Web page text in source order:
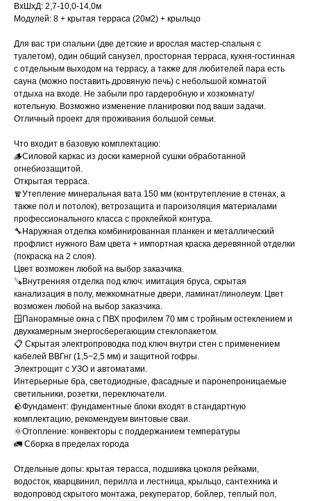
ВхШхД: 2,7-10,0-14,0м
Модулей: 8 + крытая терраса (20м2) + крыльцо
Для вас три спальни (две детские и врослая мастер-спальня с
туалетом), один общий санузел, просторная терраса, кухня-гостинная
с отдельным выходом на террасу, а также для любителей пара есть
сауна (можно поставить дровяную печь) с небольшой комнатой
отдыха на входе. Не забыли про гардеробную и хозкомнату/
котельную. Возможно изменение планировки под ваши задачи.
Отличный проект для проживания большой семьи.
Что входит в базовую комплектацию:
🪵Силовой каркас из доски камерной сушки обработанной
огнебиозащитой.
Открытая терраса.
🧣Утепление минеральная вата 150 мм (контрутепление в стенах, а
также пол и потолок), ветрозащита и пароизоляция материалами
профессионального класса с проклейкой контура.
🔧Наружная отделка комбинированная планкен и металлический
профлист нужного Вам цвета + импортная краска деревянной отделки
(покраска на 2 слоя).
Цвет возможен любой на выбор заказчика.
🪚Внутренняя отделка под ключ: имитация бруса, скрытая
канализация в полу, межкомнатные двери, ламинат/линолеум. Цвет
возможен любой на выбор заказчика.
🪟Панорамные окна с ПВХ профилем 70 мм с тройным остеклением и
двухкамерным энергосберегающим стеклопакетом.
📋 Скрытая электропроводка под ключ внутри стен с применением
кабелей ВВГнг (1,5−2,5 мм) и защитной гофры.
Электрощит с УЗО и автоматами.
Интерьерные бра, светодиодные, фасадные и паронепроницаемые
светильники, розетки, переключатели.
🪨Фундамент: фундаментные блоки входят в стандартную
комплектацию, рекомендуем винтовые сваи.
🌞Отопление: конвекторы с поддержанием температуры
🚛 Сборка в пределах города
Отдельные допы: крытая терасса, подшивка цоколя рейками,
водосток, кварцвинил, перилла и лестница, крыльцо, сантехника и
водопровод скрытого монтажа, рекуператор, бойлер, теплый пол,